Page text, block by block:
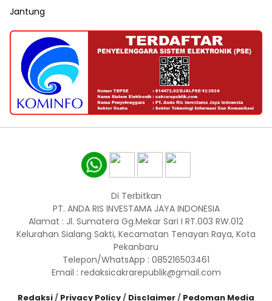
Jantung
Di Terbitkan
PT. ANDA RIS INVESTAMA JAYA INDONESIA
Alamat : Jl. Sumatera Gg.Mekar Sari I RT.003 RW.012
Kelurahan Sialang Sakti, Kecamatan Tenayan Raya, Kota
Pekanbaru
Telepon/WhatsApp : 085216503461
Email : redaksicakrarepublik@gmail.com
Redaksi/ Privacy Policy/ Disclaimer/ Pedoman Media